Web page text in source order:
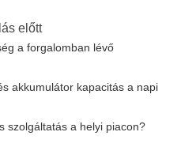
előtt
a forgalomban lévő
akkumulátor kapacitás a napi
szolgáltatás a helyi piacon?